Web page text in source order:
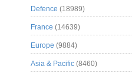
Defence (18989)
France (14639)
Europe (9884)
Asia & Pacific (8460)